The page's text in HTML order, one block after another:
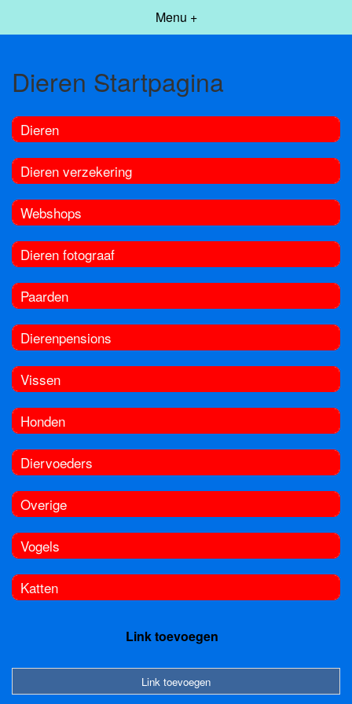
Menu +
Dieren Startpagina
Dieren
Dieren verzekering
Webshops
Dieren fotograaf
Paarden
Dierenpensions
Vissen
Honden
Diervoeders
Overige
Vogels
Katten
Link toevoegen
Link toevoegen